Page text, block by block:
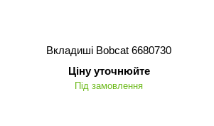
Вкладиші Bobcat 6680730
Ціну уточнюйте
Під замовлення